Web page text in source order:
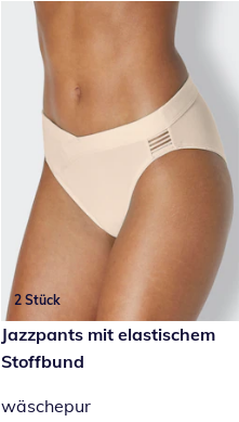
2 Stück
19,99 €
Jazzpants mit elastischem
Stoffbund
wäschepur